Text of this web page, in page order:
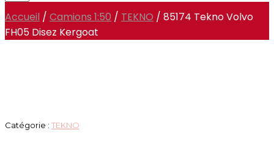
Accueil / Camions 1:50 / TEKNO / 85174 Tekno Volvo
FH05 Disez Kergoat
Catégorie : TEKNO